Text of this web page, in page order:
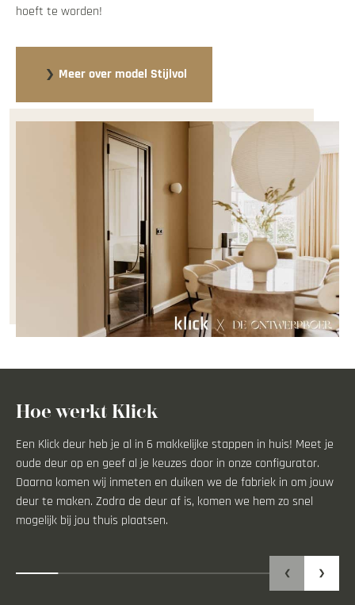
hoeft te worden!
Meer over model Stijlvol
Hoe werkt Klick
Een Klick deur heb je al in 6 makkelijke stappen in huis! Meet je
oude deur op en geef al je keuzes door in onze configurator.
Daarna komen wij inmeten en duiken we de fabriek in om jouw
deur te maken. Zodra de deur af is, komen we hem zo snel
mogelijk bij jou thuis plaatsen.